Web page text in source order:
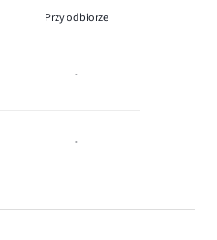
Przy odbiorze
-
-